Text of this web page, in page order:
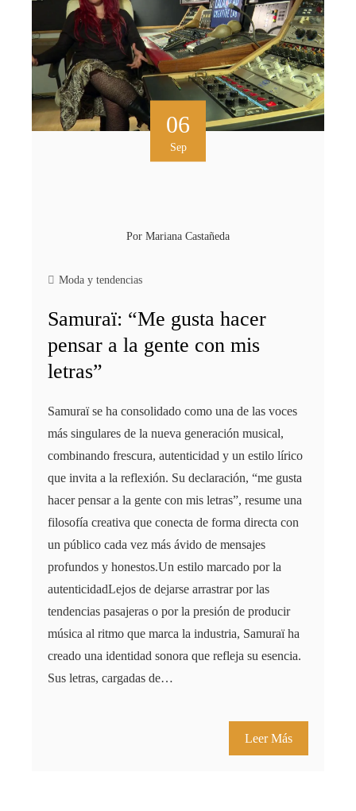
06
Sep
Por Mariana Castañeda
Moda y tendencias
Samuraï: “Me gusta hacer
pensar a la gente con mis
letras”
Samuraï se ha consolidado como una de las voces
más singulares de la nueva generación musical,
combinando frescura, autenticidad y un estilo lírico
que invita a la reflexión. Su declaración, “me gusta
hacer pensar a la gente con mis letras”, resume una
filosofía creativa que conecta de forma directa con
un público cada vez más ávido de mensajes
profundos y honestos.Un estilo marcado por la
autenticidadLejos de dejarse arrastrar por las
tendencias pasajeras o por la presión de producir
música al ritmo que marca la industria, Samuraï ha
creado una identidad sonora que refleja su esencia.
Sus letras, cargadas de…
Leer Más